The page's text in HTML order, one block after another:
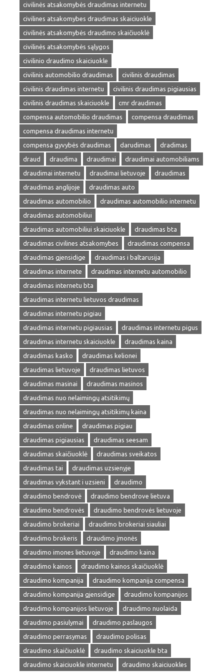
civilinės atsakomybės draudimas internetu
civilines atsakomybes draudimas skaiciuokle
civilinės atsakomybės draudimo skaičiuoklė
civilinės atsakomybės sąlygos
civilinio draudimo skaiciuokle
civilinis automobilio draudimas
civilinis draudimas
civilinis draudimas internetu
civilinis draudimas pigiausias
civilinis draudimas skaiciuokle
cmr draudimas
compensa automobilio draudimas
compensa draudimas
compensa draudimas internetu
compensa gyvybės draudimas
darudimas
dradimas
draud
draudima draudimai
draudimai automobiliams
draudimai internetu
draudimai lietuvoje
draudimas
draudimas anglijoje
draudimas auto
draudimas automobilio
draudimas automobilio internetu
draudimas automobiliui
draudimas automobiliui skaiciuokle
draudimas bta
draudimas civilines atsakomybes
draudimas compensa
draudimas gjensidige
draudimas i baltarusija
draudimas internete
draudimas internetu automobilio
draudimas internetu bta
draudimas internetu lietuvos draudimas
draudimas internetu pigiau
draudimas internetu pigiausias
draudimas internetu pigus
draudimas internetu skaiciuokle
draudimas kaina
draudimas kasko
draudimas kelionei
draudimas lietuvoje
draudimas lietuvos
draudimas masinai
draudimas masinos
draudimas nuo nelaimingų atsitikimų
draudimas nuo nelaimingų atsitikimų kaina
draudimas online
draudimas pigiau
draudimas pigiausias
draudimas seesam
draudimas skaičiuoklė
draudimas sveikatos
draudimas tai
draudimas uzsienyje
draudimas vykstant i uzsieni
draudimo
draudimo bendrovė
draudimo bendrove lietuva
draudimo bendrovės
draudimo bendrovės lietuvoje
draudimo brokeriai
draudimo brokeriai siauliai
draudimo brokeris
draudimo įmonės
draudimo imones lietuvoje
draudimo kaina
draudimo kainos
draudimo kainos skaičiuoklė
draudimo kompanija
draudimo kompanija compensa
draudimo kompanija gjensidige
draudimo kompanijos
draudimo kompanijos lietuvoje
draudimo nuolaida
draudimo pasiulymai
draudimo paslaugos
draudimo perrasymas
draudimo polisas
draudimo skaičiuoklė
draudimo skaiciuokle bta
draudimo skaiciuokle internetu
draudimo skaiciuokles